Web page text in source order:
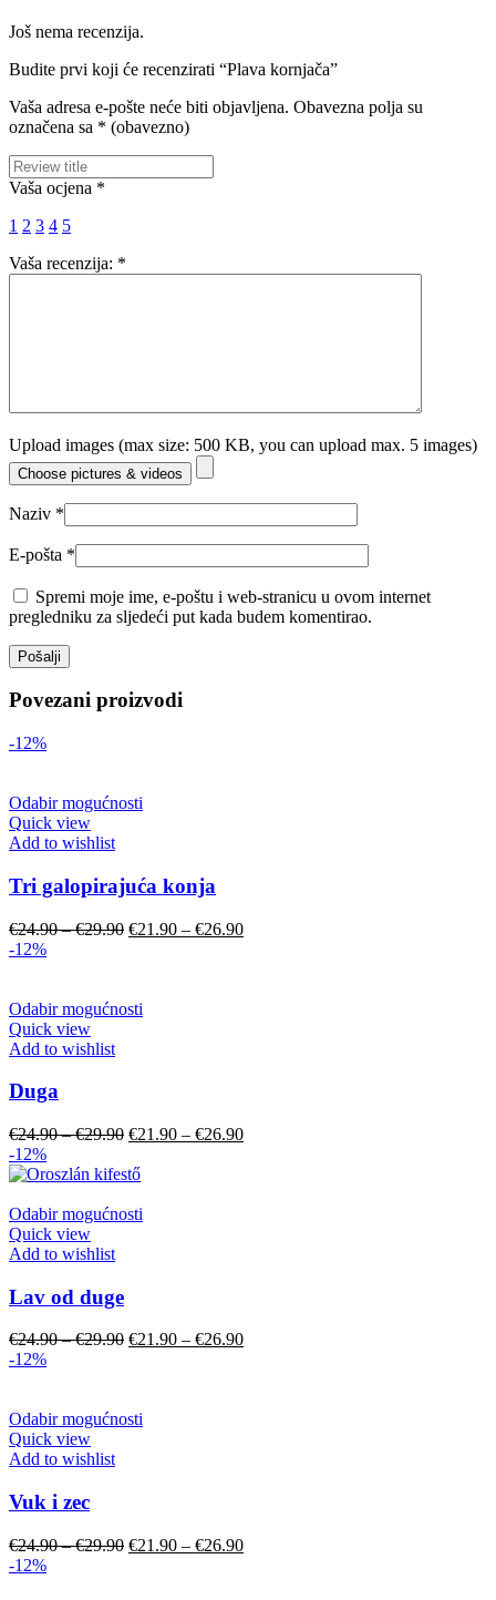
Još nema recenzija.
Budite prvi koji će recenzirati “Plava kornjača”
Vaša adresa e-pošte neće biti objavljena. Obavezna polja su
označena sa * (obavezno)
Vaša ocjena *
1 2 3 4 5
Vaša recenzija: *
Upload images (max size: 500 KB, you can upload max. 5 images)
Choose pictures & videos
Naziv *
E-pošta *
Spremi moje ime, e-poštu i web-stranicu u ovom internet
pregledniku za sljedeći put kada budem komentirao.
Povezani proizvodi
-12%
Odabir mogućnosti
Quick view
Add to wishlist
Tri galopirajuća konja
€24.90–€29.90 €21.90 – €26.90
-12%
Odabir mogućnosti
Quick view
Add to wishlist
Duga
€24.90–€29.90 €21.90 – €26.90
-12%
Odabir mogućnosti
Quick view
Add to wishlist
Lav od duge
€24.90–€29.90 €21.90 – €26.90
-12%
Odabir mogućnosti
Quick view
Add to wishlist
Vuk i zec
€24.90–€29.90 €21.90 – €26.90
-12%